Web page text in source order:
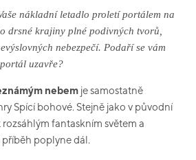
nákladní letadlo proletí portálem na
drsné krajiny plné podivných tvorů,
nebezpečí. Podaří se vám
uzavře?
nebem je samostatně
Spící bohové. Stejně jako v původní
fantaskním světem a
příběh poplyne dál.